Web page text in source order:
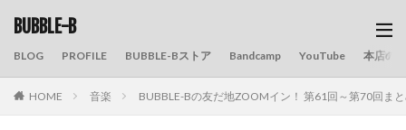
BUBBLE-B
BLOG PROFILE BUBBLE-Bストア Bandcamp YouTube 本店の旅
HOME 音楽 BUBBLE-Bの友だ地ZOOMイン！ 第61回～第70回ま